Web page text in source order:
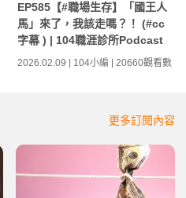
EP585【#職場生存】「國王人
馬」來了，我該走嗎？！ (#cc
字幕 ) | 104職涯診所Podcast
2026.02.09 | 104小編 | 20660觀看數
更多訂閱內容